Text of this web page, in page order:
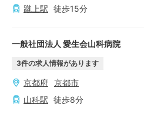
蹴上駅 徒歩15分
一般社団法人 愛生会山科病院
3件の求人情報があります
京都府 京都市
山科駅 徒歩8分